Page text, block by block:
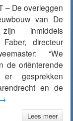
– De overleggen
van De
zijn inmiddels
directeur
“We
de oriënterende
gesprekken
en de
→
Lees meer